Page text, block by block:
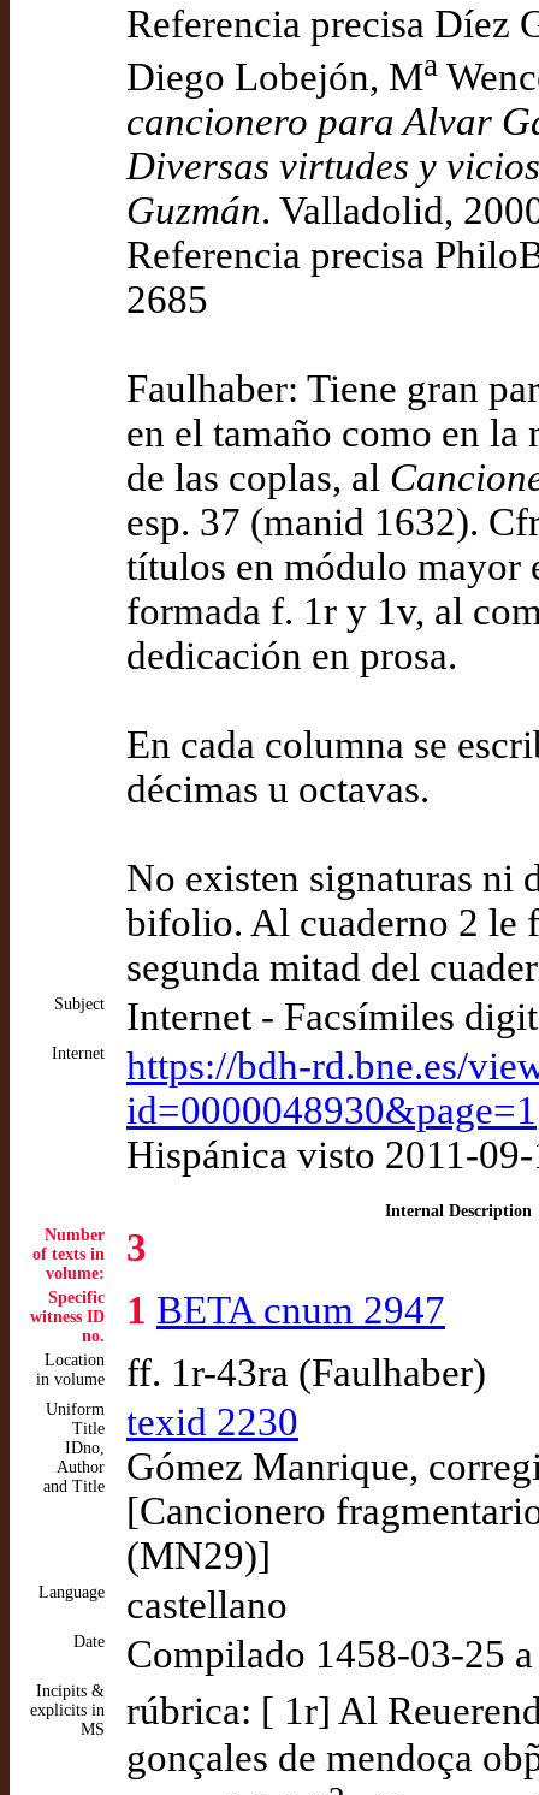
Referencia precisa Díez
Diego Lobejón, Ma
cancionero para Alvar
Diversas virtudes y
Guzmán. Valladolid,
Referencia precisa
2685
Faulhaber: Tiene gran
en el tamaño como en
de las coplas, al
esp. 37 (manid 1632).
títulos en módulo mayor
formada f. 1r y 1v, al
dedicación en prosa.
En cada columna se
décimas u octavas.
No existen signaturas ni
bifolio. Al cuaderno 2 le
segunda mitad del
Subject Internet - Facsímiles
Internet
https://bdh-rd.bne.es/
id=0000048930&page=1
Hispánica visto 2011-
Internal Description
Number
of texts in
volume:
3
Specific
witness ID
no.
1 BETA cnum 2947
Location
in volume
ff. 1r-43ra (Faulhaber)
Uniform
Title
IDno,
Author
and Title
texid 2230
Gómez Manrique,
[Cancionero
(MN29)]
Language castellano
Date Compilado 1458-03-25
Incipits &
explicits in
MS
rúbrica: [ 1r] Al
gonçales de mendoça